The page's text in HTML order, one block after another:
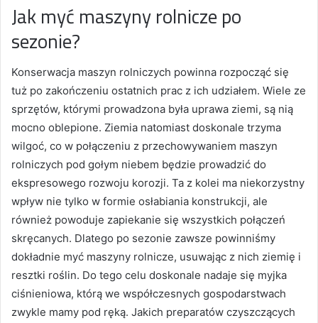
Jak myć maszyny rolnicze po
sezonie?
Konserwacja maszyn rolniczych powinna rozpocząć się
tuż po zakończeniu ostatnich prac z ich udziałem. Wiele ze
sprzętów, którymi prowadzona była uprawa ziemi, są nią
mocno oblepione. Ziemia natomiast doskonale trzyma
wilgoć, co w połączeniu z przechowywaniem maszyn
rolniczych pod gołym niebem będzie prowadzić do
ekspresowego rozwoju korozji. Ta z kolei ma niekorzystny
wpływ nie tylko w formie osłabiania konstrukcji, ale
również powoduje zapiekanie się wszystkich połączeń
skręcanych. Dlatego po sezonie zawsze powinniśmy
dokładnie myć maszyny rolnicze, usuwając z nich ziemię i
resztki roślin. Do tego celu doskonale nadaje się myjka
ciśnieniowa, którą we współczesnych gospodarstwach
zwykle mamy pod ręką. Jakich preparatów czyszczących